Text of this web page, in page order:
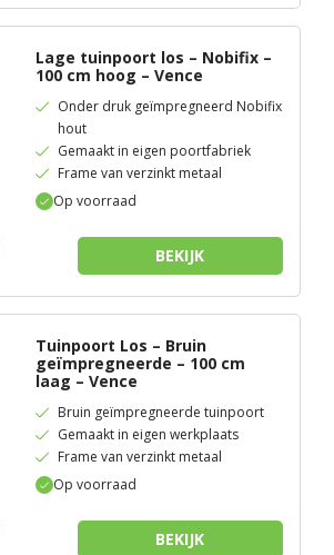
Op voorraad
Lage tuinpoort los – Nobifix –
100 cm hoog – Vence
Onder druk geïmpregneerd Nobifix
hout
Gemaakt in eigen poortfabriek
Frame van verzinkt metaal
BEKIJK
Op voorraad
Tuinpoort Los – Bruin
geïmpregneerde – 100 cm
laag – Vence
Bruin geïmpregneerde tuinpoort
Gemaakt in eigen werkplaats
Frame van verzinkt metaal
BEKIJK